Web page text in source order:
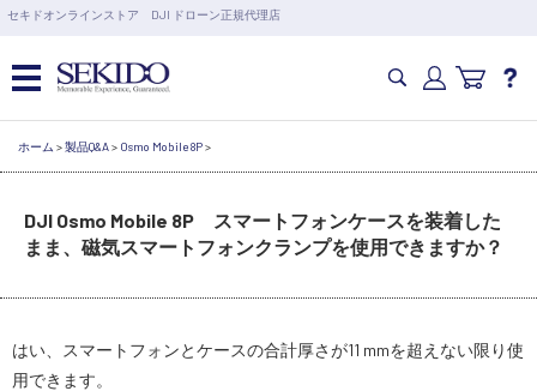
セキドオンラインストア DJI ドローン正規代理店
営業日の15時まで即日出荷
カメラドローン・生活家電
カテゴリ一覧を開く
業務用ドローン・業務関連製品
水中ドローン(ROV)・水中スクーター
RC・ロボット部品
スペシャルコンテンツ定期配信!
ホーム >製品Q&A> Osmo Mobile 8P>
DJI Osmo Mobile 8P スマートフォンケースを装着した
まま、磁気スマートフォンクランプを使用できますか？
はい、スマートフォンとケースの合計厚さが11 mmを超えない限り使
用できます。